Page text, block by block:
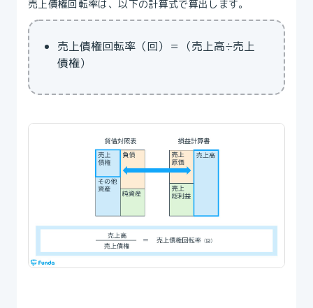
売上債権回転率は、以下の計算式で算出します。
売上債権回転率（回）＝（売上高÷売上
債権）